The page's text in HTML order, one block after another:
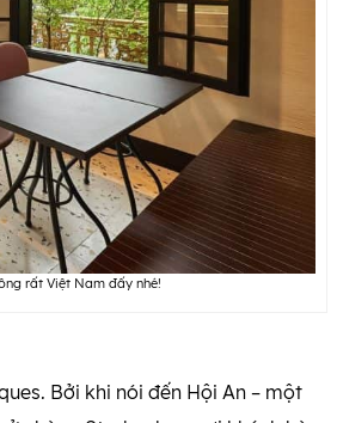
rất Việt Nam đấy nhé!
Bởi khi nói đến Hội An – một